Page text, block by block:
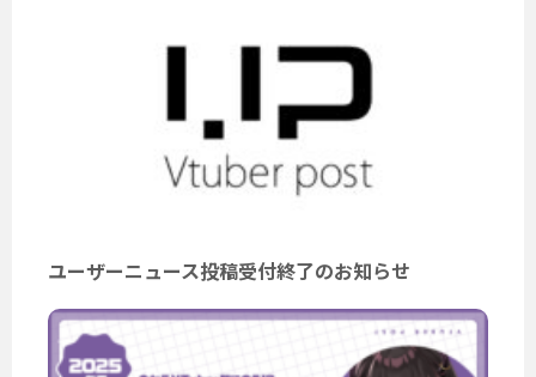
ユーザーニュース投稿受付終了のお知らせ